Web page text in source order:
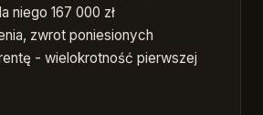
niego 167 000 zł
zwrot poniesionych
- wielokrotność pierwszej